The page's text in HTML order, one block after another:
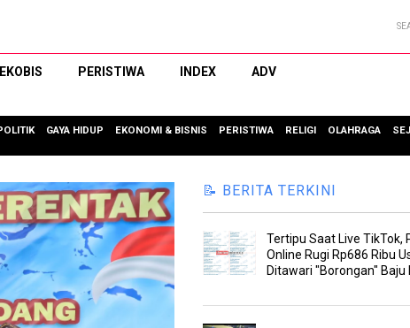
EKOBIS PERISTIWA INDEX ADV
GAYA HIDUP EKONOMI & BISNIS PERISTIWA RELIGI OLAHRAGA
📝 BERITA TERKINI
Tertipu Saat Live TikTok,
Online Rugi Rp686 Ribu
Ditawari "Borongan" Baju